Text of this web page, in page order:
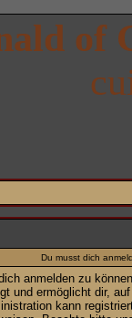
of
Du musst dich
anmelden zu
und ermöglicht dir, auf
kann